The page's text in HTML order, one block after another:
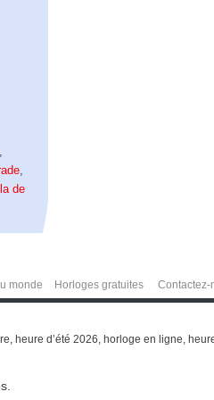
,
,
de
monde Horloges gratuites Contactez-
heure d’été 2026, horloge en ligne,